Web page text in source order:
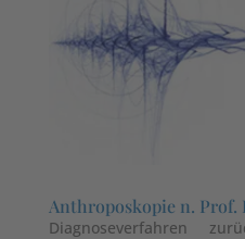
Anthroposkopie n.
Diagnoseverfahren